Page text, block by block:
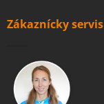
Zákaznícky servis